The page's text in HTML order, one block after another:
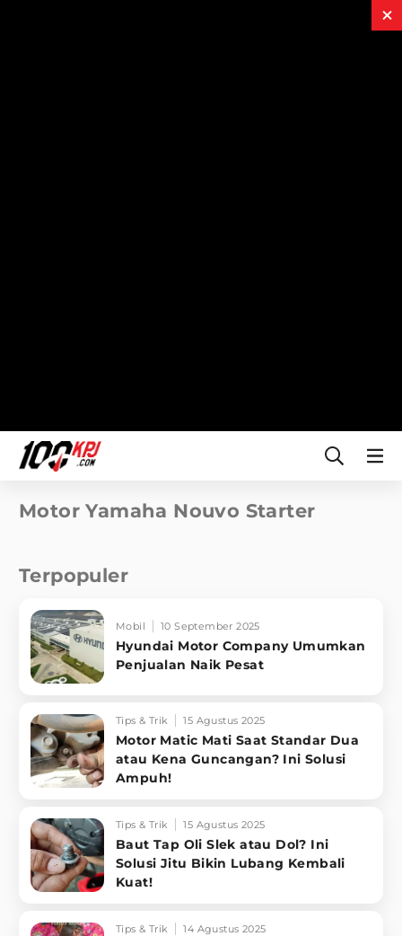
Motor Yamaha Nouvo Starter
Terpopuler
Mobil 10 September 2025
Hyundai Motor Company Umumkan
Penjualan Naik Pesat
Tips & Trik 15 Agustus 2025
Motor Matic Mati Saat Standar Dua
atau Kena Guncangan? Ini Solusi
Ampuh!
Tips & Trik 15 Agustus 2025
Baut Tap Oli Slek atau Dol? Ini
Solusi Jitu Bikin Lubang Kembali
Kuat!
Tips & Trik 14 Agustus 2025